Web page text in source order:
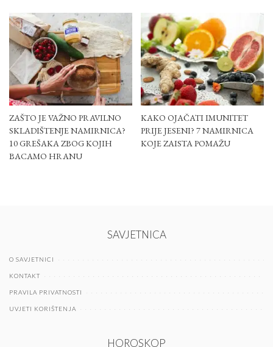
ZAŠTO JE VAŽNO PRAVILNO
SKLADIŠTENJE NAMIRNICA?
10 GREŠAKA ZBOG KOJIH
BACAMO HRANU
KAKO OJAČATI IMUNITET
PRIJE JESENI? 7 NAMIRNICA
KOJE ZAISTA POMAŽU
SAVJETNICA
O SAVJETNICI
KONTAKT
PRAVILA PRIVATNOSTI
UVJETI KORIŠTENJA
HOROSKOP